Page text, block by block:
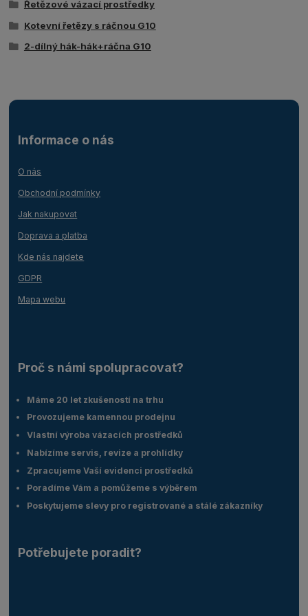
Řetězové vázací prostředky
Kotevní řetězy s ráčnou G10
2-dílný hák-hák+ráčna G10
Informace o nás
O nás
Obchodní podmínky
Jak nakupovat
Doprava a platba
Kde nás najdete
GDPR
Mapa webu
Proč s námi spolupracovat?
Máme 20 let zkušeností na trhu
Provozujeme kamennou prodejnu
Vlastní výroba vázacích prostředků
Nabízíme servis, revize a prohlídky
Zpracujeme Vaší evidenci prostředků
Poradíme Vám a pomůžeme s výběrem
Poskytujeme slevy pro registrované a stálé zákazníky
Potřebujete poradit?